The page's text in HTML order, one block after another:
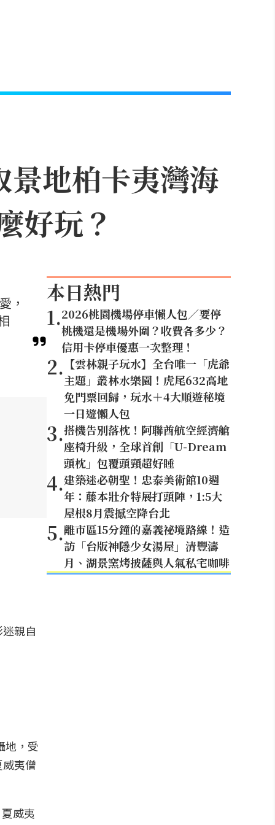
地柏卡夷灣海
好玩？
，
親自
地，受
夷僧
本日熱門
1.2026桃園機場停車懶人包／要停
桃機還是機場外圍？收費各多少？
信用卡停車優惠一次整理！
2. 【雲林親子玩水】全台唯一「虎爺
主題」叢林水樂園！虎尾632高地
免門票回歸，玩水＋4大順遊秘境
一日遊懶人包
3.搭機告別落枕！阿聯酋航空經濟艙
座椅升級，全球首創「U-Dream
頭枕」包覆頭頸超好睡
4.建築迷必朝聖！忠泰美術館10週
年：藤本壯介特展打頭陣，1:5大
屋根8月震撼空降台北
5.離市區15分鐘的嘉義祕境路線！造
訪「台版神隱少女湯屋」清豐濤
月、湖景窯烤披薩與人氣私宅咖啡